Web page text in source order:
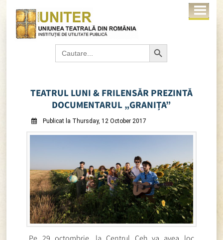
Search
for:
Search Button
TEATRUL LUNI & FRILENSĂR PREZINTĂ
DOCUMENTARUL „GRANIȚA”
Publicat la Thursday, 12 October 2017
Pe 29 octombrie, la Centrul Ceh va avea loc